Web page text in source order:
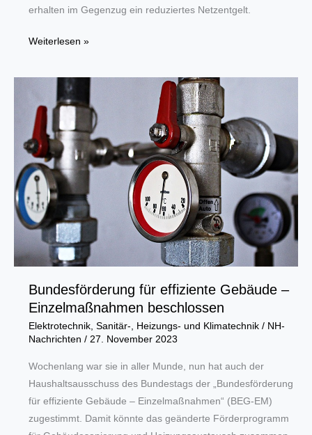
erhalten im Gegenzug ein reduziertes Netzentgelt.
Ab
April
müssen
Wärmepumpen
und
Co.
aus
dem
Netz
steuerbar
sein
Weiterlesen »
Bundesförderung für effiziente Gebäude –
Einzelmaßnahmen beschlossen
Elektrotechnik, Sanitär-, Heizungs- und Klimatechnik/ NH-
Nachrichten / 27. November 2023
Wochenlang war sie in aller Munde, nun hat auch der
Haushaltsausschuss des Bundestags der „Bundesförderung
für effiziente Gebäude – Einzelmaßnahmen“ (BEG-EM)
zugestimmt. Damit könnte das geänderte Förderprogramm